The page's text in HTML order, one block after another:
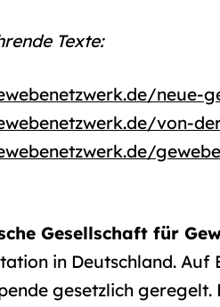
Texte:
neue-
von-
Gesellschaft für
in Deutschland. Auf
gesetzlich